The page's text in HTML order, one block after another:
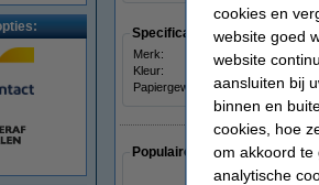
Specificaties
Merk:
Kleur:
Papiergewicht:
Populaire artikelen van
cookies en
website goed
website
aansluiten bij
binnen en
cookies, hoe
om akkoord te
analytische